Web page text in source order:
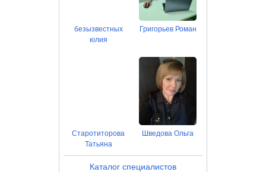
безызвестных
юлия
Григорьев Роман
Старотиторова
Татьяна
Шведова Ольга
Каталог специалистов